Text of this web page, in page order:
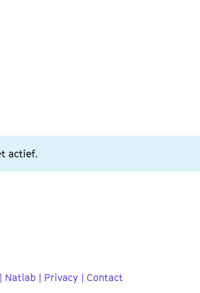
actief.
Natlab | Privacy | Contact